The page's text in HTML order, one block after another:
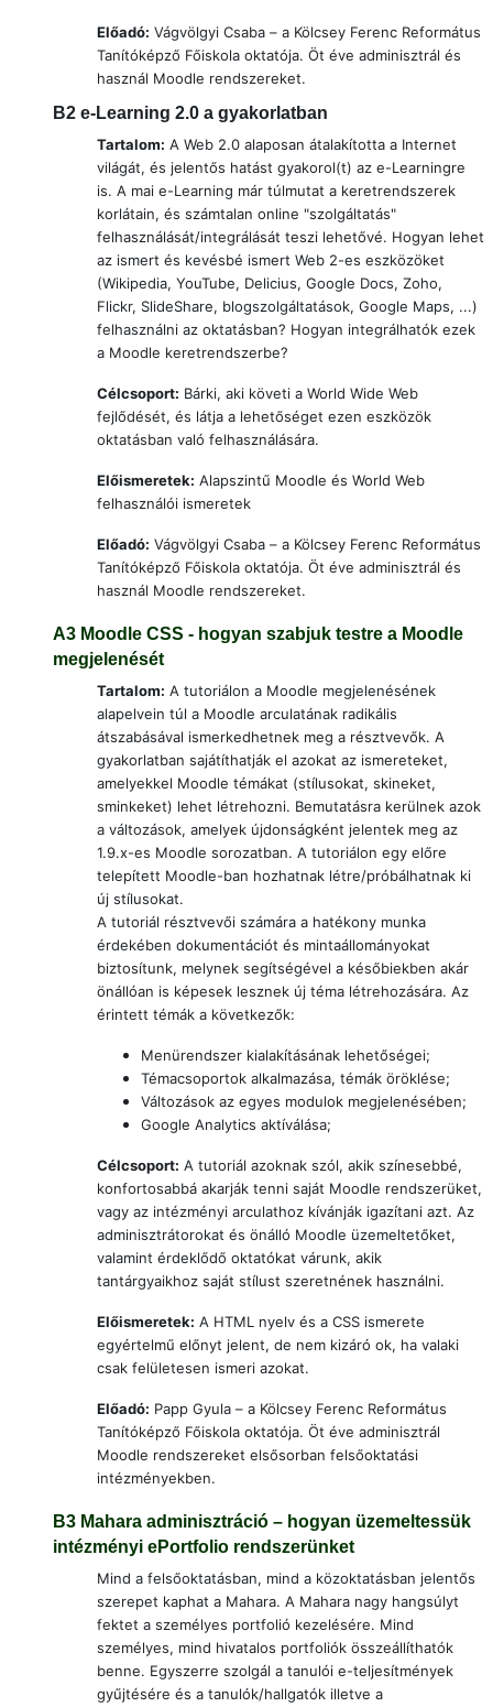
Előadó: Vágvölgyi Csaba – a Kölcsey Ferenc Református
Tanítóképző Főiskola oktatója. Öt éve adminisztrál és
használ Moodle rendszereket.
B2 e-Learning 2.0 a gyakorlatban
Tartalom: A Web 2.0 alaposan átalakította a Internet
világát, és jelentős hatást gyakorol(t) az e-Learningre
is. A mai e-Learning már túlmutat a keretrendszerek
korlátain, és számtalan online "szolgáltatás"
felhasználását/integrálását teszi lehetővé. Hogyan lehet
az ismert és kevésbé ismert Web 2-es eszközöket
(Wikipedia, YouTube, Delicius, Google Docs, Zoho,
Flickr, SlideShare, blogszolgáltatások, Google Maps, ...)
felhasználni az oktatásban? Hogyan integrálhatók ezek
a Moodle keretrendszerbe?
Célcsoport: Bárki, aki követi a World Wide Web
fejlődését, és látja a lehetőséget ezen eszközök
oktatásban való felhasználására.
Előismeretek: Alapszintű Moodle és World Web
felhasználói ismeretek
Előadó: Vágvölgyi Csaba – a Kölcsey Ferenc Református
Tanítóképző Főiskola oktatója. Öt éve adminisztrál és
használ Moodle rendszereket.
A3 Moodle CSS - hogyan szabjuk testre a Moodle
megjelenését
Tartalom: A tutoriálon a Moodle megjelenésének
alapelvein túl a Moodle arculatának radikális
átszabásával ismerkedhetnek meg a résztvevők. A
gyakorlatban sajátíthatják el azokat az ismereteket,
amelyekkel Moodle témákat (stílusokat, skineket,
sminkeket) lehet létrehozni. Bemutatásra kerülnek azok
a változások, amelyek újdonságként jelentek meg az
1.9.x-es Moodle sorozatban. A tutoriálon egy előre
telepített Moodle-ban hozhatnak létre/próbálhatnak ki
új stílusokat.
A tutoriál résztvevői számára a hatékony munka
érdekében dokumentációt és mintaállományokat
biztosítunk, melynek segítségével a későbiekben akár
önállóan is képesek lesznek új téma létrehozására. Az
érintett témák a következők:
Menürendszer kialakításának lehetőségei;
Témacsoportok alkalmazása, témák öröklése;
Változások az egyes modulok megjelenésében;
Google Analytics aktíválása;
Célcsoport: A tutoriál azoknak szól, akik színesebbé,
konfortosabbá akarják tenni saját Moodle rendszerüket,
vagy az intézményi arculathoz kívánják igazítani azt. Az
adminisztrátorokat és önálló Moodle üzemeltetőket,
valamint érdeklődő oktatókat várunk, akik
tantárgyaikhoz saját stílust szeretnének használni.
Előismeretek: A HTML nyelv és a CSS ismerete
egyértelmű előnyt jelent, de nem kizáró ok, ha valaki
csak felületesen ismeri azokat.
Előadó: Papp Gyula – a Kölcsey Ferenc Református
Tanítóképző Főiskola oktatója. Öt éve adminisztrál
Moodle rendszereket elsősorban felsőoktatási
intézményekben.
B3 Mahara adminisztráció – hogyan üzemeltessük
intézményi ePortfolio rendszerünket
Mind a felsőoktatásban, mind a közoktatásban jelentős
szerepet kaphat a Mahara. A Mahara nagy hangsúlyt
fektet a személyes portfolió kezelésére. Mind
személyes, mind hivatalos portfoliók összeállíthatók
benne. Egyszerre szolgál a tanulói e-teljesítmények
gyűjtésére és a tanulók/hallgatók illetve a